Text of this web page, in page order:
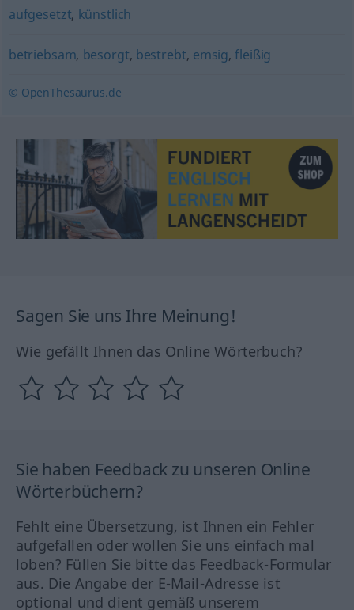
aufgesetzt, künstlich
betriebsam, besorgt, bestrebt, emsig,fleißig
© OpenThesaurus.de
Sagen Sie uns Ihre Meinung!
Wie gefällt Ihnen das Online Wörterbuch?
Sie haben Feedback zu unseren Online
Wörterbüchern?
Fehlt eine Übersetzung, ist Ihnen ein Fehler
aufgefallen oder wollen Sie uns einfach mal
loben? Füllen Sie bitte das Feedback-Formular
aus. Die Angabe der E-Mail-Adresse ist
optional und dient gemäß unserem